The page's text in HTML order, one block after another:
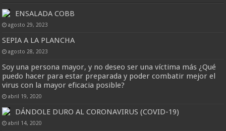
ENSALADA COBB
agosto 29, 2023
SEPIA A LA PLANCHA
agosto 28, 2023
Soy una persona mayor, y no deseo ser una víctima más ¿Qué
puedo hacer para estar preparada y poder combatir mejor el
virus con la mayor eficacia posible?
abril 19, 2020
DÁNDOLE DURO AL CORONAVIRUS (COVID-19)
abril 14, 2020